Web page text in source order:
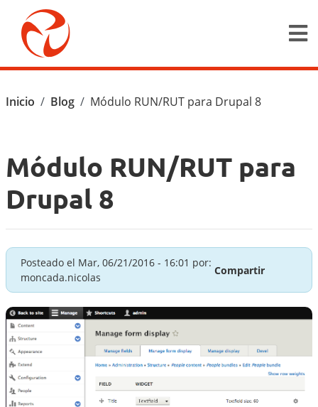
Pasar al contenido principal
Ruta de navegación
Inicio Blog Módulo RUN/RUT para Drupal 8
Módulo RUN/RUT para
Drupal 8
Posteado el Mar, 06/21/2016 - 16:01 por:
moncada.nicolas
Compartir